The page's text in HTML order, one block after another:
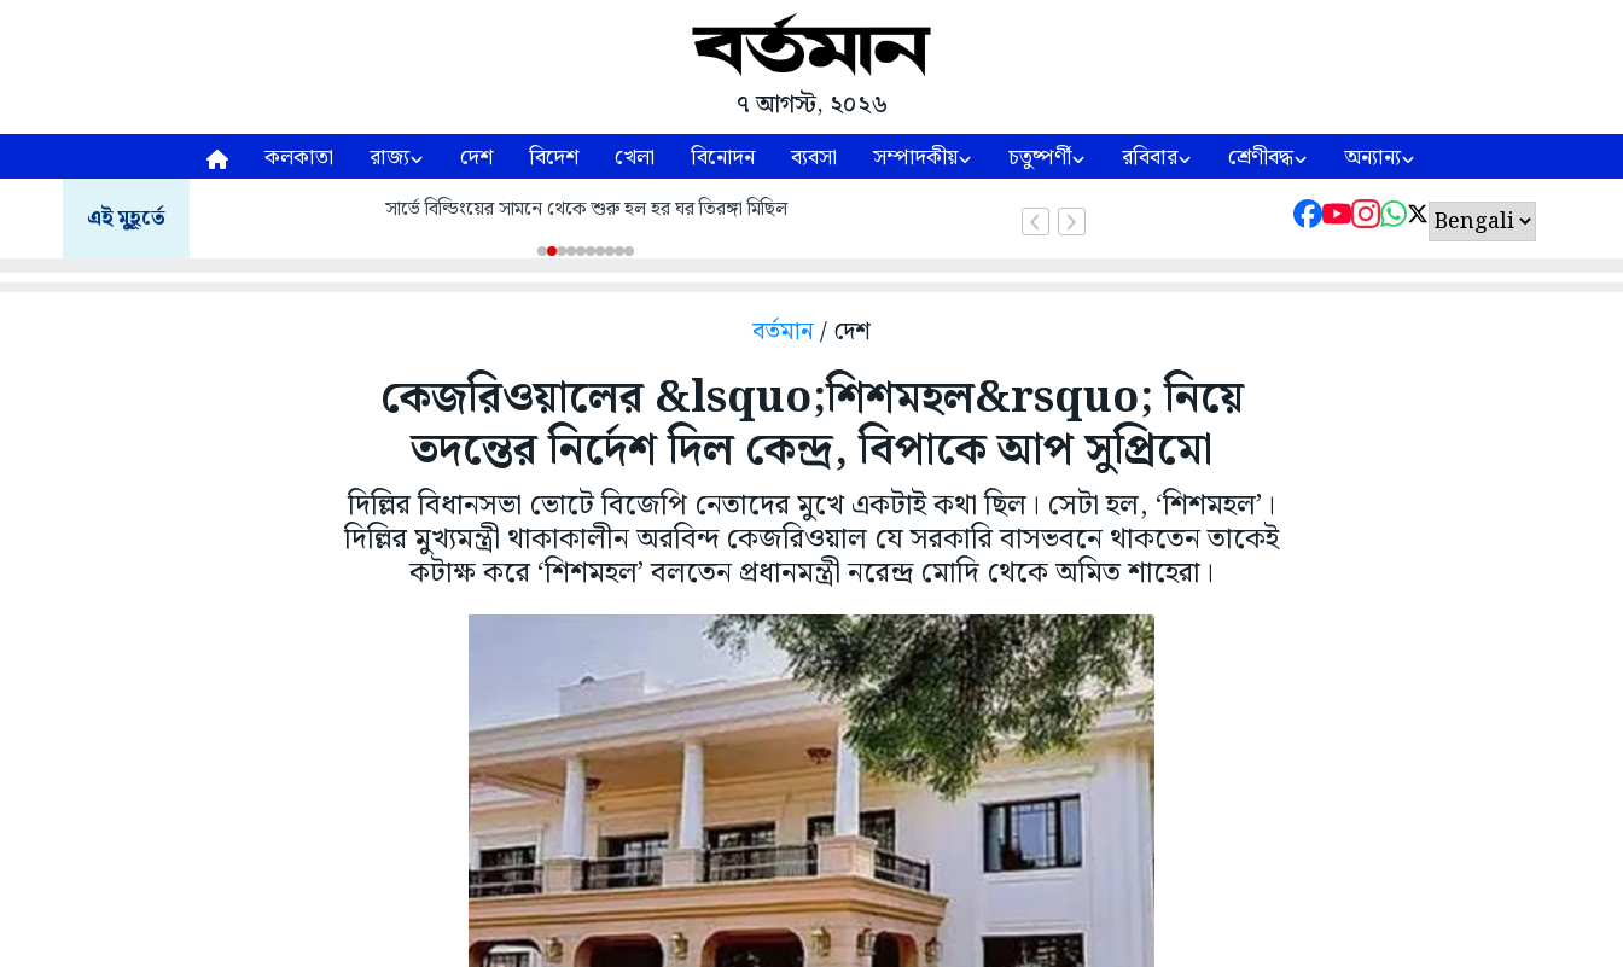
৭ আগস্ট, ২০২৬
কলকাতা রাজ্য দেশ বিদেশ খেলা বিনোদন ব্যবসা সম্পাদকীয় চতুষ্পর্ণী রবিবার শ্রেণীবদ্ধ অন্যান্য
এই মুহূর্তে সার্ভে বিল্ডিংয়ের সামনে থেকে শুরু হল হর ঘর তিরঙ্গা মিছিল
বর্তমান/ দেশ
কেজরিওয়ালের &lsquo;শিশমহল&rsquo; নিয়ে
তদন্তের নির্দেশ দিল কেন্দ্র, বিপাকে আপ সুপ্রিমো
দিল্লির বিধানসভা ভোটে বিজেপি নেতাদের মুখে একটাই কথা ছিল। সেটা হল, ‘শিশমহল’।
দিল্লির মুখ্যমন্ত্রী থাকাকালীন অরবিন্দ কেজরিওয়াল যে সরকারি বাসভবনে থাকতেন তাকেই
কটাক্ষ করে ‘শিশমহল’ বলতেন প্রধানমন্ত্রী নরেন্দ্র মোদি থেকে অমিত শাহেরা।